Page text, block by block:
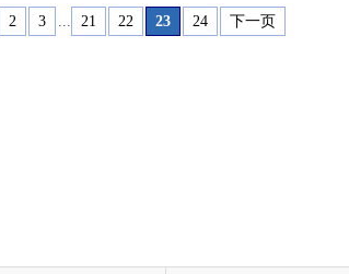
2 3 ... 21 22 23 24 下一页